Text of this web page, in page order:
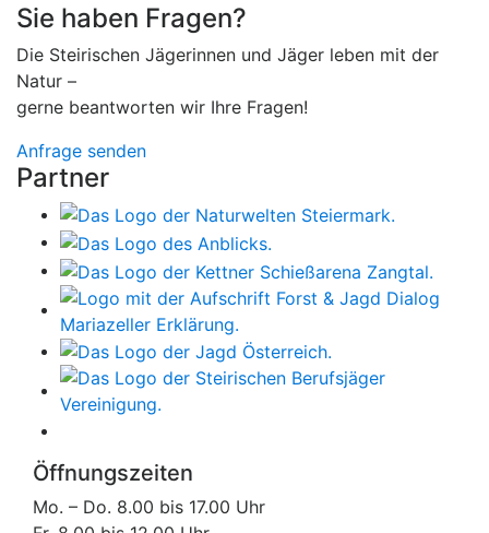
Sie haben Fragen?
Die Steirischen Jägerinnen und Jäger leben mit der
Natur –
gerne beantworten wir Ihre Fragen!
Anfrage senden
Partner
Öffnungszeiten
Mo. – Do. 8.00 bis 17.00 Uhr